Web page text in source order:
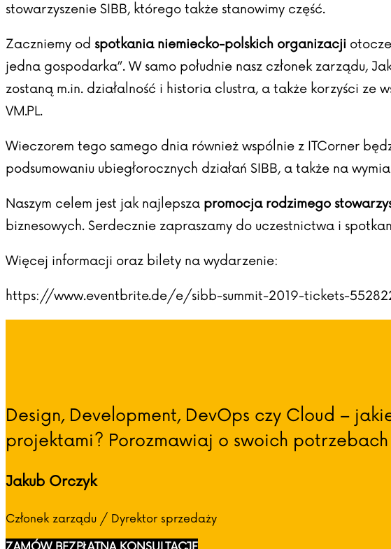
stowarzyszenie SIBB, którego także stanowimy część.
Zaczniemy od spotkania niemiecko-polskich organizacji
jedna gospodarka”. W samo południe nasz członek zarządu,
zostaną m.in. działalność i historia clustra, a także korzyści ze
VM.PL.
Wieczorem tego samego dnia również wspólnie z ITCorner
podsumowaniu ubiegłorocznych działań SIBB, a także na
Naszym celem jest jak najlepsza promocja rodzimego
biznesowych. Serdecznie zapraszamy do uczestnictwa i
Więcej informacji oraz bilety na wydarzenie:
https://www.eventbrite.de/e/sibb-summit-2019-tickets-
Design, Development, DevOps czy Cloud –
projektami? Porozmawiaj o swoich
Jakub Orczyk
Członek zarządu / Dyrektor sprzedaży